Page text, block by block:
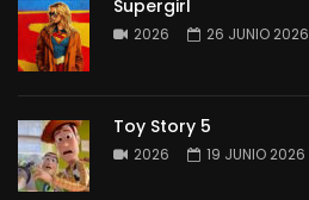
Supergirl
2026 26 JUNIO 2026
Toy Story 5
2026 19 JUNIO 2026